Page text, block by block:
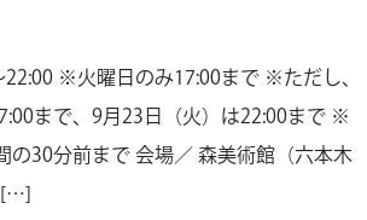
22:00 ※火曜日のみ17:00まで ※ただし、
まで、9月23日（火）は22:00まで ※
の30分前まで 会場／ 森美術館（六本木
[…]